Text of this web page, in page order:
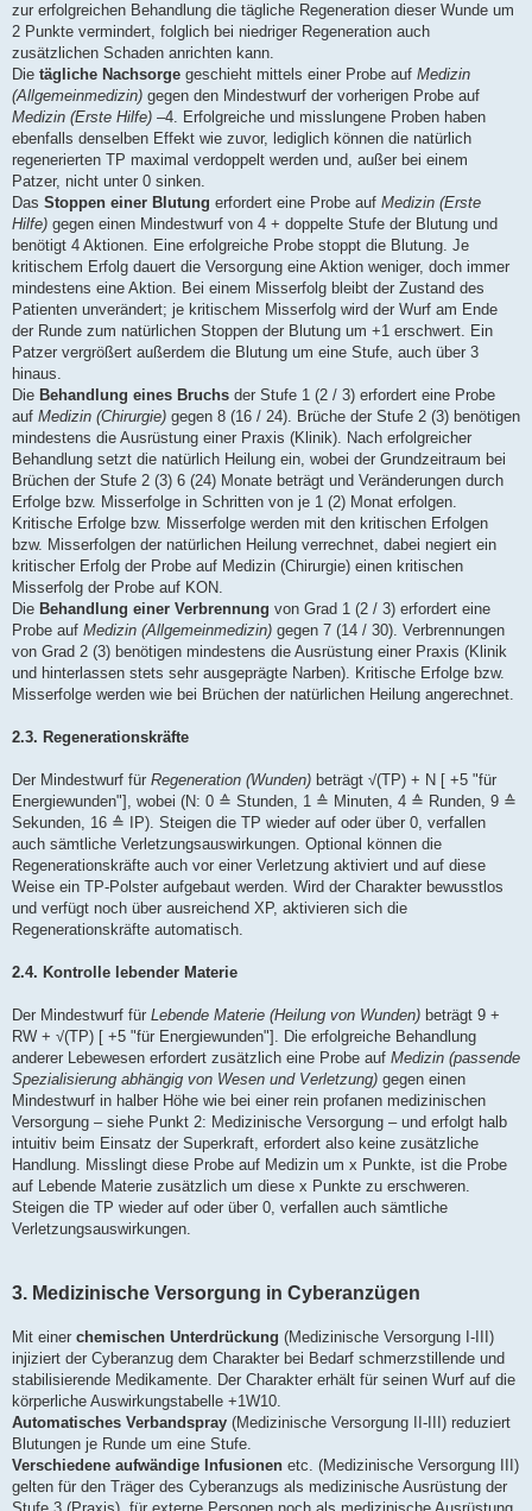
zur erfolgreichen Behandlung die tägliche Regeneration dieser Wunde um
2 Punkte vermindert, folglich bei niedriger Regeneration auch
zusätzlichen Schaden anrichten kann.
Die tägliche Nachsorge geschieht mittels einer Probe auf Medizin
(Allgemeinmedizin) gegen den Mindestwurf der vorherigen Probe auf
Medizin (Erste Hilfe) –4. Erfolgreiche und misslungene Proben haben
ebenfalls denselben Effekt wie zuvor, lediglich können die natürlich
regenerierten TP maximal verdoppelt werden und, außer bei einem
Patzer, nicht unter 0 sinken.
Das Stoppen einer Blutung erfordert eine Probe auf Medizin (Erste
Hilfe) gegen einen Mindestwurf von 4 + doppelte Stufe der Blutung und
benötigt 4 Aktionen. Eine erfolgreiche Probe stoppt die Blutung. Je
kritischem Erfolg dauert die Versorgung eine Aktion weniger, doch immer
mindestens eine Aktion. Bei einem Misserfolg bleibt der Zustand des
Patienten unverändert; je kritischem Misserfolg wird der Wurf am Ende
der Runde zum natürlichen Stoppen der Blutung um +1 erschwert. Ein
Patzer vergrößert außerdem die Blutung um eine Stufe, auch über 3
hinaus.
Die Behandlung eines Bruchs der Stufe 1 (2 / 3) erfordert eine Probe
auf Medizin (Chirurgie) gegen 8 (16 / 24). Brüche der Stufe 2 (3) benötigen
mindestens die Ausrüstung einer Praxis (Klinik). Nach erfolgreicher
Behandlung setzt die natürlich Heilung ein, wobei der Grundzeitraum bei
Brüchen der Stufe 2 (3) 6 (24) Monate beträgt und Veränderungen durch
Erfolge bzw. Misserfolge in Schritten von je 1 (2) Monat erfolgen.
Kritische Erfolge bzw. Misserfolge werden mit den kritischen Erfolgen
bzw. Misserfolgen der natürlichen Heilung verrechnet, dabei negiert ein
kritischer Erfolg der Probe auf Medizin (Chirurgie) einen kritischen
Misserfolg der Probe auf KON.
Die Behandlung einer Verbrennung von Grad 1 (2 / 3) erfordert eine
Probe auf Medizin (Allgemeinmedizin) gegen 7 (14 / 30). Verbrennungen
von Grad 2 (3) benötigen mindestens die Ausrüstung einer Praxis (Klinik
und hinterlassen stets sehr ausgeprägte Narben). Kritische Erfolge bzw.
Misserfolge werden wie bei Brüchen der natürlichen Heilung angerechnet.
2.3. Regenerationskräfte
Der Mindestwurf für Regeneration (Wunden) beträgt √(TP) + N [ +5 "für
Energiewunden"], wobei (N: 0 ≙ Stunden, 1 ≙ Minuten, 4 ≙ Runden, 9 ≙
Sekunden, 16 ≙ IP). Steigen die TP wieder auf oder über 0, verfallen
auch sämtliche Verletzungsauswirkungen. Optional können die
Regenerationskräfte auch vor einer Verletzung aktiviert und auf diese
Weise ein TP-Polster aufgebaut werden. Wird der Charakter bewusstlos
und verfügt noch über ausreichend XP, aktivieren sich die
Regenerationskräfte automatisch.
2.4. Kontrolle lebender Materie
Der Mindestwurf für Lebende Materie (Heilung von Wunden) beträgt 9 +
RW + √(TP) [ +5 "für Energiewunden"]. Die erfolgreiche Behandlung
anderer Lebewesen erfordert zusätzlich eine Probe auf Medizin (passende
Spezialisierung abhängig von Wesen und Verletzung) gegen einen
Mindestwurf in halber Höhe wie bei einer rein profanen medizinischen
Versorgung – siehe Punkt 2: Medizinische Versorgung – und erfolgt halb
intuitiv beim Einsatz der Superkraft, erfordert also keine zusätzliche
Handlung. Misslingt diese Probe auf Medizin um x Punkte, ist die Probe
auf Lebende Materie zusätzlich um diese x Punkte zu erschweren.
Steigen die TP wieder auf oder über 0, verfallen auch sämtliche
Verletzungsauswirkungen.
3. Medizinische Versorgung in Cyberanzügen
Mit einer chemischen Unterdrückung (Medizinische Versorgung I-III)
injiziert der Cyberanzug dem Charakter bei Bedarf schmerzstillende und
stabilisierende Medikamente. Der Charakter erhält für seinen Wurf auf die
körperliche Auswirkungstabelle +1W10.
Automatisches Verbandspray (Medizinische Versorgung II-III) reduziert
Blutungen je Runde um eine Stufe.
Verschiedene aufwändige Infusionen etc. (Medizinische Versorgung III)
gelten für den Träger des Cyberanzugs als medizinische Ausrüstung der